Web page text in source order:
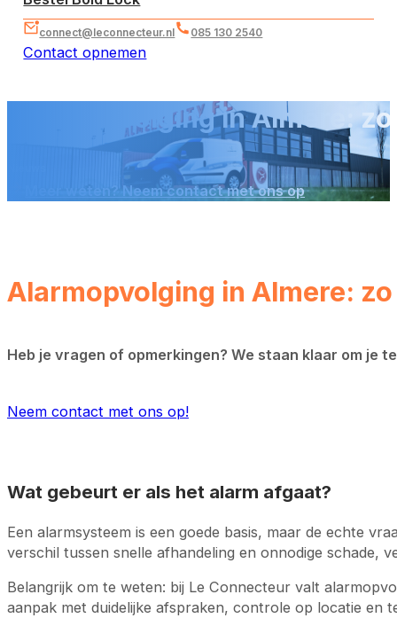
connect@leconnecteur.nl 085 130 2540
Contact opnemen
Alarmopvolging in Almere:
Meer weten? Neem contact met ons op
Alarmopvolging in Almere:
Heb je vragen of opmerkingen? We staan klaar om je
Neem contact met ons op!
Wat gebeurt er als het alarm afgaat?
Een alarmsysteem is een goede basis, maar de echte
verschil tussen snelle afhandeling en onnodige schade,
Belangrijk om te weten: bij Le Connecteur valt
aanpak met duidelijke afspraken, controle op locatie en